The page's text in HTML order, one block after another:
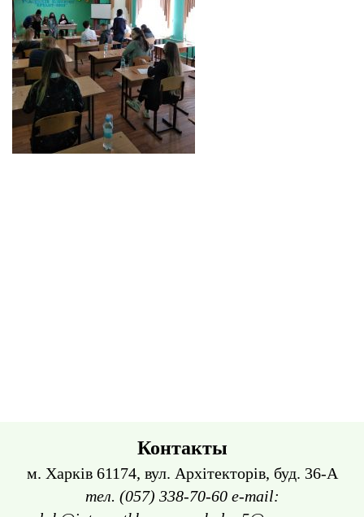
Контакты
м. Харків 61174, вул. Архітекторів, буд. 36-А
тел. (057) 338-70-60 e-mail: